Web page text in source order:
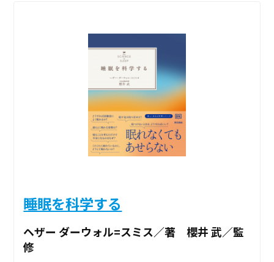
睡眠を科学する
ヘザー ダーウォル=スミス／著 櫻井 武／監
修